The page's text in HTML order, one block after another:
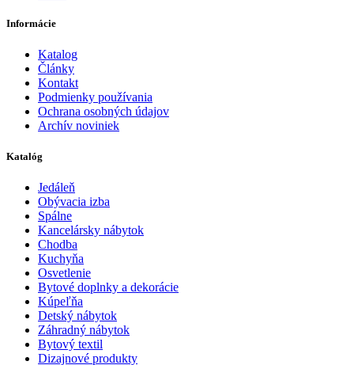
Informácie
Katalog
Články
Kontakt
Podmienky používania
Ochrana osobných údajov
Archív noviniek
Katalóg
Jedáleň
Obývacia izba
Spálne
Kancelársky nábytok
Chodba
Kuchyňa
Osvetlenie
Bytové doplnky a dekorácie
Kúpeľňa
Detský nábytok
Záhradný nábytok
Bytový textil
Dizajnové produkty